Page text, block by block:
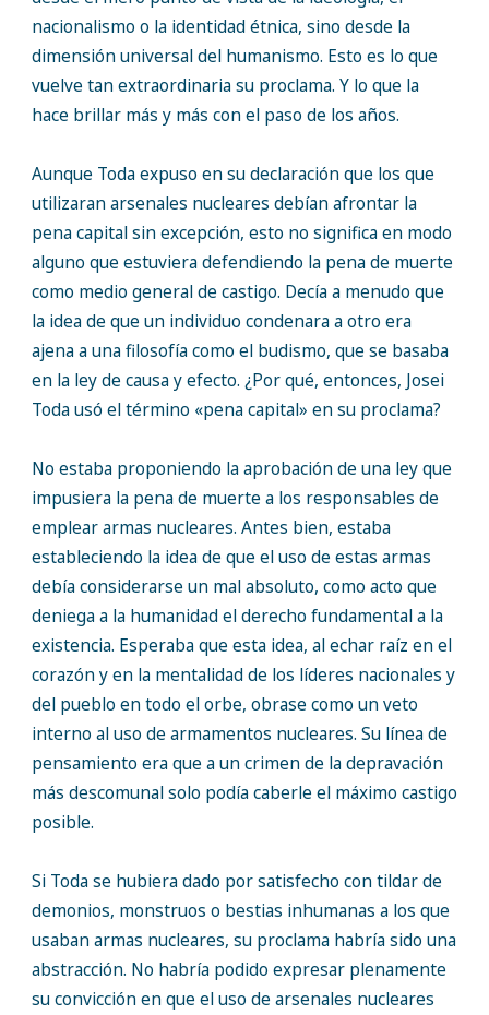
nacionalismo o la identidad étnica, sino desde la
dimensión universal del humanismo. Esto es lo que
vuelve tan extraordinaria su proclama. Y lo que la
hace brillar más y más con el paso de los años.
Aunque Toda expuso en su declaración que los que
utilizaran arsenales nucleares debían afrontar la
pena capital sin excepción, esto no significa en modo
alguno que estuviera defendiendo la pena de muerte
como medio general de castigo. Decía a menudo que
la idea de que un individuo condenara a otro era
ajena a una filosofía como el budismo, que se basaba
en la ley de causa y efecto. ¿Por qué, entonces, Josei
Toda usó el término «pena capital» en su proclama?
No estaba proponiendo la aprobación de una ley que
impusiera la pena de muerte a los responsables de
emplear armas nucleares. Antes bien, estaba
estableciendo la idea de que el uso de estas armas
debía considerarse un mal absoluto, como acto que
deniega a la humanidad el derecho fundamental a la
existencia. Esperaba que esta idea, al echar raíz en el
corazón y en la mentalidad de los líderes nacionales y
del pueblo en todo el orbe, obrase como un veto
interno al uso de armamentos nucleares. Su línea de
pensamiento era que a un crimen de la depravación
más descomunal solo podía caberle el máximo castigo
posible.
Si Toda se hubiera dado por satisfecho con tildar de
demonios, monstruos o bestias inhumanas a los que
usaban armas nucleares, su proclama habría sido una
abstracción. No habría podido expresar plenamente
su convicción en que el uso de arsenales nucleares